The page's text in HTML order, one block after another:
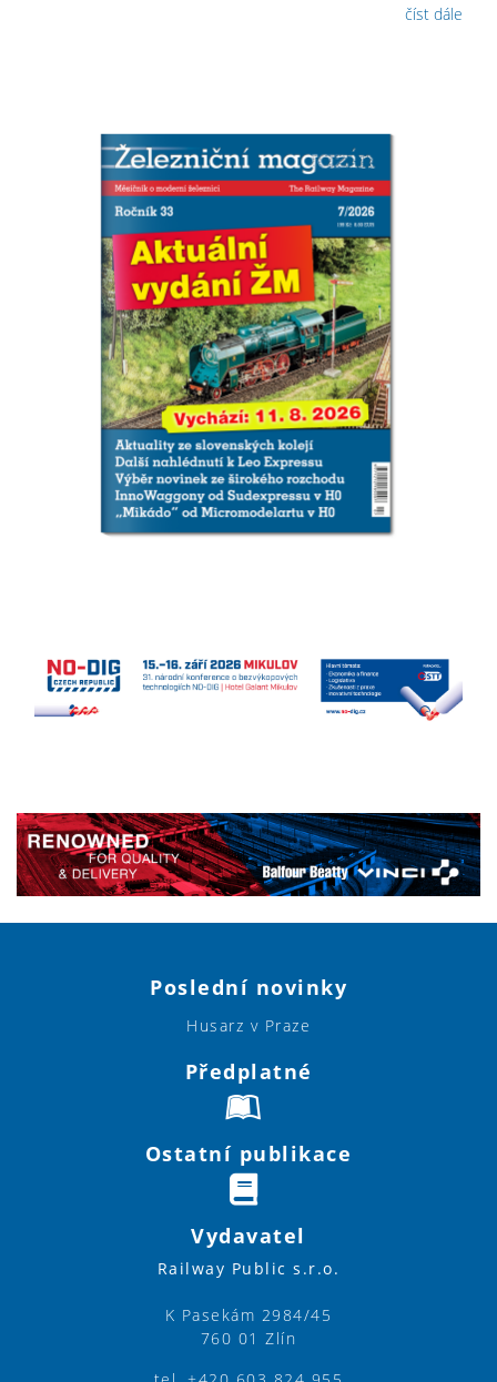
číst dále
Poslední novinky
Husarz v Praze
Předplatné
Ostatní publikace
Vydavatel
Railway Public s.r.o.
K Pasekám 2984/45
760 01 Zlín